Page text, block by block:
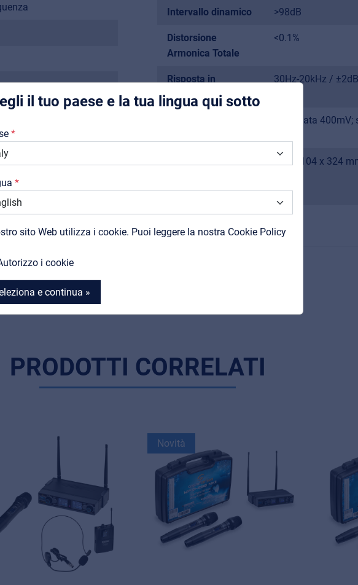
il tuo paese e la tua lingua qui sotto
sito Web utilizza i cookie. Puoi leggere la nostra Cookie Policy
i cookie
e continua »
For Music retailers | Musicians & bands | Music schools
Installers | Rental companies | System integrators
Downloads
Cataloghi
Support
Contatti
MyFrenex
colorati sul ricevitore
Intervallo dinamico >98dB
Distorsione
Armonica Totale
<0.1%
Risposta in
30Hz-20kHz / ±2dB
Bilanciata
(LxAxP)
436 x 104 x 324
Peso lordo imballo
del Sistema
2.5 kg
PRODOTTI CORRELATI
Novità